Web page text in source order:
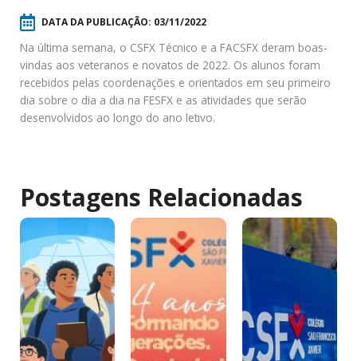
DATA DA PUBLICAÇÃO: 03/11/2022
Na última semana, o CSFX Técnico e a FACSFX deram boas-
vindas aos veteranos e novatos de 2022. Os alunos foram
recebidos pelas coordenações e orientados em seu primeiro
dia sobre o dia a dia na FESFX e as atividades que serão
desenvolvidos ao longo do ano letivo.
Postagens Relacionadas